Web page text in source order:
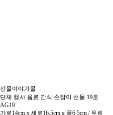
선물이야기몰
단체 행사 음료 간식 손잡이 선물 19호
AG19
가로14cm x 세로16.5cm x 폭6.5cm / 무료